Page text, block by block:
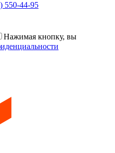
550-44-95
Нажимая кнопку, вы